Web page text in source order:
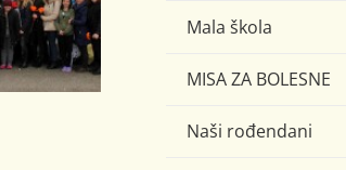
Mala škola
MISA ZA BOLESNE
Naši rođendani